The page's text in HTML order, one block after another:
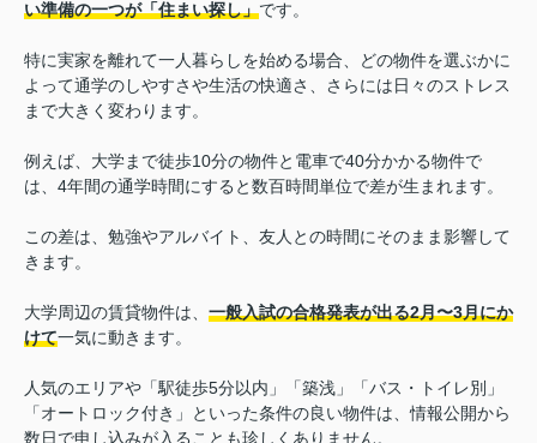
い準備の一つが「住まい探し」です。
特に実家を離れて一人暮らしを始める場合、どの物件を選ぶかに
よって通学のしやすさや生活の快適さ、さらには日々のストレス
まで大きく変わります。
例えば、大学まで徒歩10分の物件と電車で40分かかる物件で
は、4年間の通学時間にすると数百時間単位で差が生まれます。
この差は、勉強やアルバイト、友人との時間にそのまま影響して
きます。
大学周辺の賃貸物件は、 一般入試の合格発表が出る2月〜3月にか
けて一気に動きます。
人気のエリアや「駅徒歩5分以内」「築浅」「バス・トイレ別」
「オートロック付き」といった条件の良い物件は、情報公開から
数日で申し込みが入ることも珍しくありません。